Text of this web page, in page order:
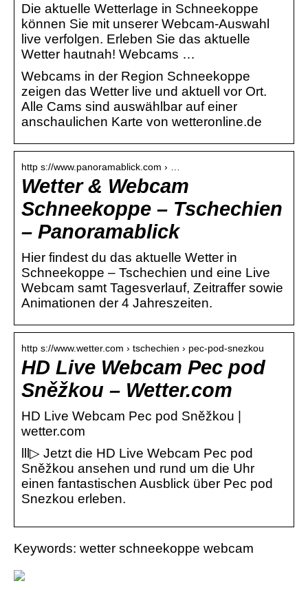
Die aktuelle Wetterlage in Schneekoppe
können Sie mit unserer Webcam-Auswahl
live verfolgen. Erleben Sie das aktuelle
Wetter hautnah! Webcams …
Webcams in der Region Schneekoppe
zeigen das Wetter live und aktuell vor Ort.
Alle Cams sind auswählbar auf einer
anschaulichen Karte von wetteronline.de
http s://www.panoramablick.com › …
Wetter & Webcam
Schneekoppe – Tschechien
– Panoramablick
Hier findest du das aktuelle Wetter in
Schneekoppe – Tschechien und eine Live
Webcam samt Tagesverlauf, Zeitraffer sowie
Animationen der 4 Jahreszeiten.
http s://www.wetter.com › tschechien › pec-pod-snezkou
HD Live Webcam Pec pod
Sněžkou – Wetter.com
HD Live Webcam Pec pod Sněžkou |
wetter.com
lll▷ Jetzt die HD Live Webcam Pec pod
Sněžkou ansehen und rund um die Uhr
einen fantastischen Ausblick über Pec pod
Snezkou erleben.
Keywords: wetter schneekoppe webcam